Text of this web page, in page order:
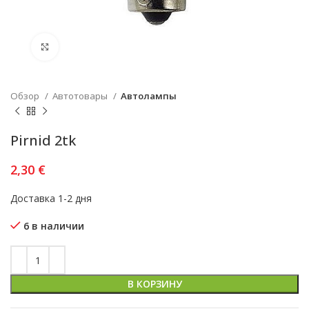
Обзор Автотовары Автолампы
Pirnid 2tk
2,30 €
Доставка 1-2 дня
6 в наличии
В КОРЗИНУ